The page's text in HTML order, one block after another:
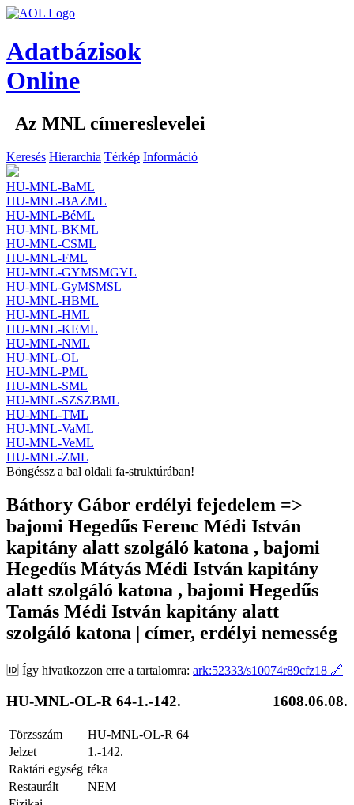
Adatbázisok
Online
Az MNL címereslevelei
Keresés Hierarchia Térkép Információ
HU-MNL-BaML
HU-MNL-BAZML
HU-MNL-BéML
HU-MNL-BKML
HU-MNL-CSML
HU-MNL-FML
HU-MNL-GYMSMGYL
HU-MNL-GyMSMSL
HU-MNL-HBML
HU-MNL-HML
HU-MNL-KEML
HU-MNL-NML
HU-MNL-OL
HU-MNL-PML
HU-MNL-SML
HU-MNL-SZSZBML
HU-MNL-TML
HU-MNL-VaML
HU-MNL-VeML
HU-MNL-ZML
Böngéssz a bal oldali fa-struktúrában!
Báthory Gábor erdélyi fejedelem =>
bajomi Hegedűs Ferenc Médi István
kapitány alatt szolgáló katona , bajomi
Hegedűs Mátyás Médi István kapitány
alatt szolgáló katona , bajomi Hegedűs
Tamás Médi István kapitány alatt
szolgáló katona | címer, erdélyi nemesség
🆔 Így hivatkozzon erre a tartalomra: ark:52333/s10074r89cfz18 🔗
HU-MNL-OL-R 64-1.-142. 1608.06.08.
Törzsszám
HU-MNL-OL-R 64
Jelzet
1.-142.
Raktári egység téka
Restaurált
NEM